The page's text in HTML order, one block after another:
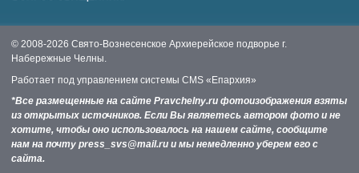
© 2008-2026 Свято-Вознесенское Архиерейское подворье г.
Набережные Челны.
Работает под управлением системы CMS «Епархия»
*Все размещенные на сайте Pravchelny.ru фотоизображения взяты
из открытых источников. Если Вы являетесь автором фото и не
хотите, чтобы оно использовалось на нашем сайте, сообщите
нам на почту press_svs@mail.ru и мы немедленно уберем его с
сайта.